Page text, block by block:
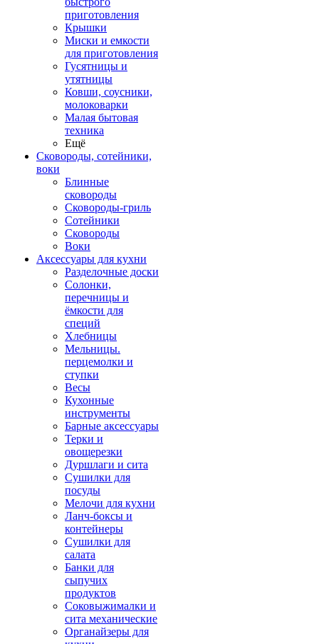
приготовления
Крышки
Миски и емкости
для приготовления
Гусятницы и
утятницы
Ковши, соусники,
молоковарки
Малая бытовая
техника
Ещё
Сковороды, сотейники,
воки
Блинные
сковороды
Сковороды-гриль
Сотейники
Сковороды
Воки
Аксессуары для кухни
Разделочные доски
Солонки,
перечницы и
ёмкости для
специй
Хлебницы
Мельницы.
перцемолки и
ступки
Весы
Кухонные
инструменты
Барные аксессуары
Терки и
овощерезки
Дуршлаги и сита
Сушилки для
посуды
Мелочи для кухни
Ланч-боксы и
контейнеры
Сушилки для
салата
Банки для
сыпучих
продуктов
Соковыжималки и
сита механические
Органайзеры для